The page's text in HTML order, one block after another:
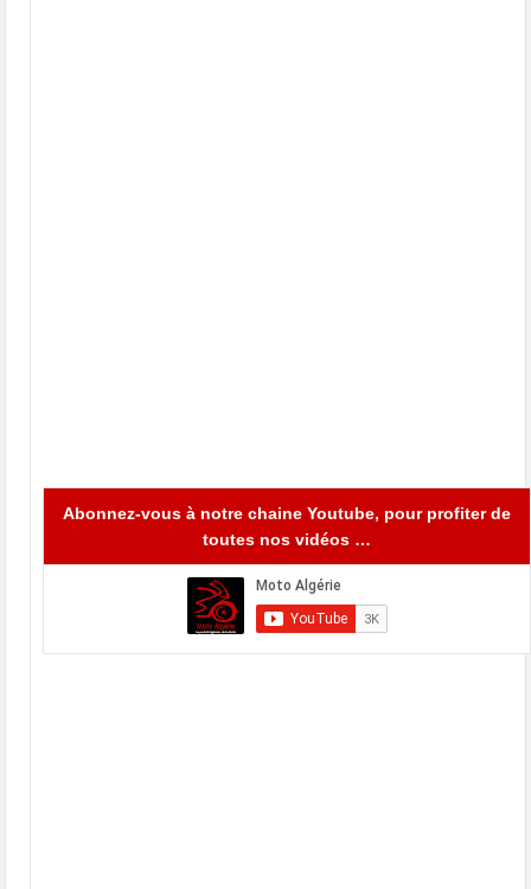
Abonnez-vous à notre chaine Youtube, pour profiter de
toutes nos vidéos …